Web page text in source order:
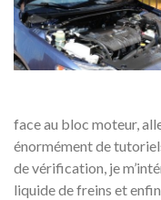
face au bloc moteur,
énormément de
de vérification, je
liquide de freins et